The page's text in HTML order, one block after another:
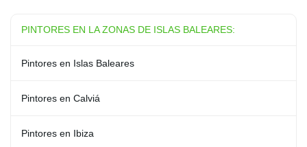
PINTORES EN LA ZONAS DE ISLAS BALEARES:
Pintores en Islas Baleares
Pintores en Calviá
Pintores en Ibiza